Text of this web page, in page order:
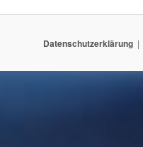
Datenschutzerklärung